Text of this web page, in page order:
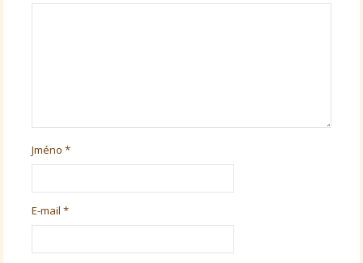
Jméno*
E-mail*